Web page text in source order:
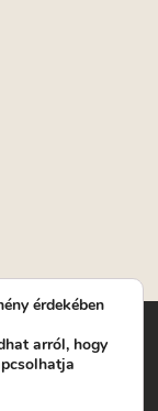
| Működési
Kálvária tér 6. |
| Titkárság:
érdekében
arról, hogy